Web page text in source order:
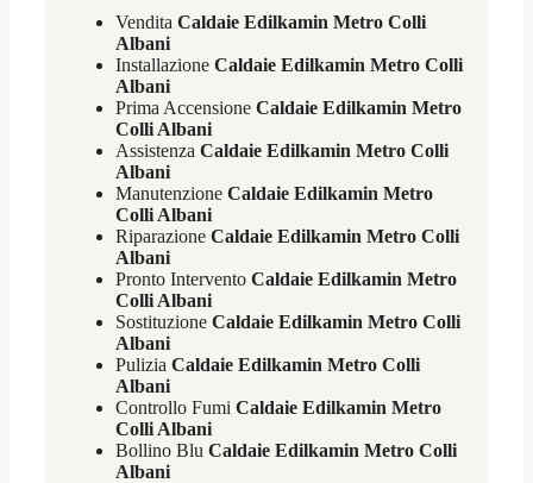
Vendita Caldaie Edilkamin Metro Colli
Albani
Installazione Caldaie Edilkamin Metro Colli
Albani
Prima Accensione Caldaie Edilkamin Metro
Colli Albani
Assistenza Caldaie Edilkamin Metro Colli
Albani
Manutenzione Caldaie Edilkamin Metro
Colli Albani
Riparazione Caldaie Edilkamin Metro Colli
Albani
Pronto Intervento Caldaie Edilkamin Metro
Colli Albani
Sostituzione Caldaie Edilkamin Metro Colli
Albani
Pulizia Caldaie Edilkamin Metro Colli
Albani
Controllo Fumi Caldaie Edilkamin Metro
Colli Albani
Bollino Blu Caldaie Edilkamin Metro Colli
Albani